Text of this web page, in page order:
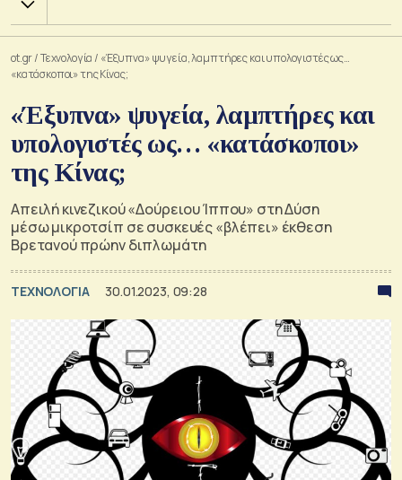
Χ.Α.
ot.gr/Τεχνολογία / «Έξυπνα» ψυγεία, λαμπτήρες και υπολογιστές ως…
«κατάσκοποι» της Κίνας;
«Έξυπνα» ψυγεία, λαμπτήρες και
υπολογιστές ως… «κατάσκοποι»
της Κίνας;
Απειλή κινεζικού «Δούρειου Ίππου» στη Δύση
μέσω μικροτσίπ σε συσκευές «βλέπει» έκθεση
Βρετανού πρώην διπλωμάτη
ΤΕΧΝΟΛΟΓΙΑ 30.01.2023, 09:28